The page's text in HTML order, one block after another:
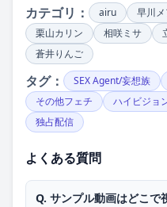
カテゴリ： airu 早川メ
栗山カリン
相咲ミサ
蒼井りんご
タグ： SEX Agent/妄想族
その他フェチ
ハイビジョ
独占配信
よくある質問
Q. サンプル動画はどこで